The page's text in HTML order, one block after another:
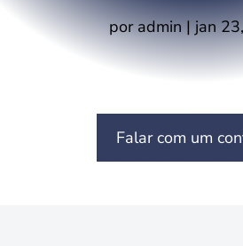
poradmin|jan
Falar com um